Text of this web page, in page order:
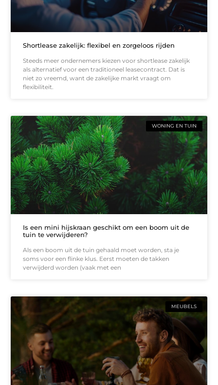
Shortlease zakelijk: flexibel en zorgeloos rijden
Steeds meer ondernemers kiezen voor shortlease zakelijk
als alternatief voor een traditioneel leasecontract. Dat is
niet zo vreemd, want de zakelijke markt vraagt om
flexibiliteit.
WONING EN TUIN
Is een mini hijskraan geschikt om een boom uit de
tuin te verwijderen?
Als een boom uit de tuin gehaald moet worden, sta je
soms voor een flinke klus. Eerst moeten de takken
verwijderd worden (vaak met een
MEUBELS